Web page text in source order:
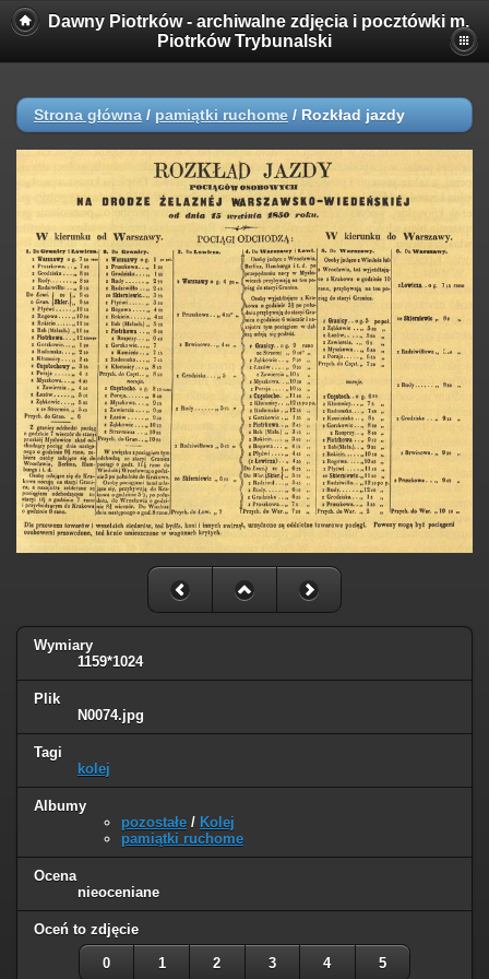
Dawny Piotrków - archiwalne zdjęcia i pocztówki m.
Piotrków Trybunalski
Strona główna / pamiątki ruchome / Rozkład jazdy
Wymiary
1159*1024
Plik
N0074.jpg
Tagi
kolej
Albumy
pozostałe / Kolej
pamiątki ruchome
Ocena
nieoceniane
Oceń to zdjęcie
0 1 2 3 4 5